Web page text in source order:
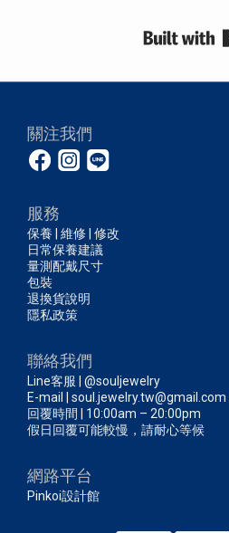
關注我們
服務
保養 | 維修 | 修改
日常保養建議
量測配戴尺寸
包裝
退換貨說明
隱私政策
聯絡我們
Line客服 | @souljewelry
E-mail | soul.jewelry.tw@gmail.com
回覆時間 | 10:00am – 20:00pm
假日回覆可能較慢，請耐心等候
網路平台
Pinkoi設計館